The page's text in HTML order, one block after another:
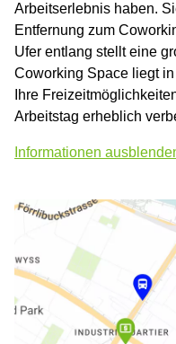
Arbeitserlebnis haben.
Entfernung zum
Ufer entlang stellt eine
Coworking Space liegt
Ihre
Arbeitstag erheblich
Informationen